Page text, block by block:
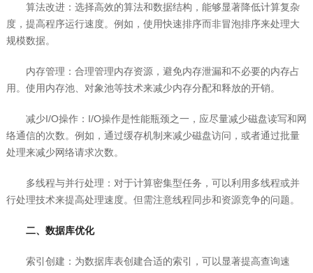
算法改进：选择高效的算法和数据结构，能够显著降低计算复杂
度，提高程序运行速度。例如，使用快速排序而非冒泡排序来处理大
规模数据。
内存管理：合理管理内存资源，避免内存泄漏和不必要的内存占
用。使用内存池、对象池等技术来减少内存分配和释放的开销。
减少I/O操作：I/O操作是性能瓶颈之一，应尽量减少磁盘读写和网
络通信的次数。例如，通过缓存机制来减少磁盘访问，或者通过批量
处理来减少网络请求次数。
多线程与并行处理：对于计算密集型任务，可以利用多线程或并
行处理技术来提高处理速度。但需注意线程同步和资源竞争的问题。
二、数据库优化
索引创建：为数据库表创建合适的索引，可以显著提高查询速